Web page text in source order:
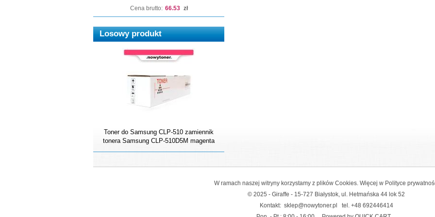
Cena brutto: 66.53 zł
Losowy produkt
Toner do Samsung CLP-510 zamiennik
tonera Samsung CLP-510D5M magenta
W ramach naszej witryny korzystamy z plików Cookies. Więcej w Polityce
© 2025 - Giraffe - 15-727 Białystok, ul. Hetmańska 44 lok 52
Kontakt: sklep@nowytoner.pl tel. +48 692446414